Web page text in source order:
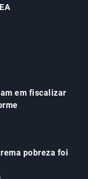
em fiscalizar
pobreza foi